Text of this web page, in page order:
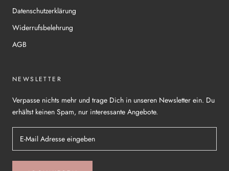
Datenschutzerklärung
Widerrufsbelehrung
AGB
NEWSLETTER
Verpasse nichts mehr und trage Dich in unseren Newsletter ein. Du
erhältst keinen Spam, nur interessante Angebote.